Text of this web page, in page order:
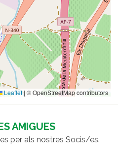
Leaflet| © OpenStreetMap contributors
AMIGUES
per als nostres Socis/es.